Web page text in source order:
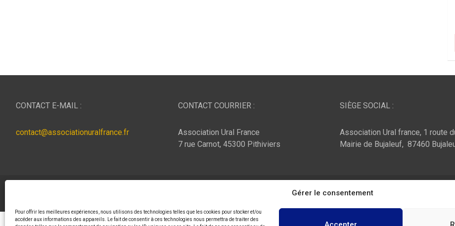
Gérer le consentement
Pour offrir les meilleures expériences, nous utilisons des technologies telles que les cookies pour stocker et/ou
accéder aux informations des appareils. Le fait de consentir à ces technologies nous permettra de traiter des
CONTACT E-MAIL :
contact@associationuralfrance.fr
CONTACT COURRIER :
Association Ural France
7 rue Carnot, 45300 Pithiviers
SIÈGE SOCIAL :
Association Ural france, 1 route
Mairie de Bujaleuf, 87460
Fièrement propulsé par :